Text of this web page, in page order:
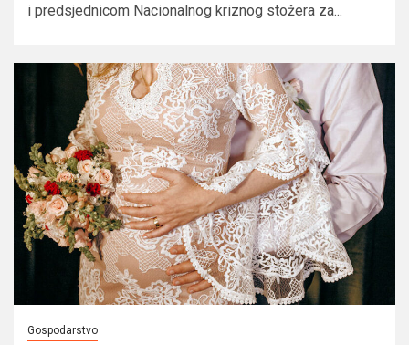
i predsjednicom Nacionalnog kriznog stožera za...
Gospodarstvo